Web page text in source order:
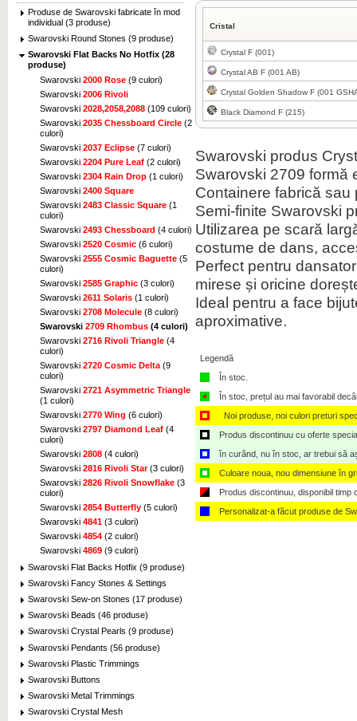
Produse de Swarovski fabricate în mod
individual (3 produse)
Swarovski Round Stones (9 produse)
Swarovski Flat Backs No Hotfix (28
produse)
Swarovski 2000 Rose (9 culori)
Swarovski 2006 Rivoli
Swarovski 2028,2058,2088 (109 culori)
Swarovski 2035 Chessboard Circle (2
culori)
Swarovski 2037 Eclipse (7 culori)
Swarovski 2204 Pure Leaf (2 culori)
Swarovski 2304 Rain Drop (1 culori)
Swarovski 2400 Square
Swarovski 2483 Classic Square (1
culori)
Swarovski 2493 Chessboard (4 culori)
Swarovski 2520 Cosmic (6 culori)
Swarovski 2555 Cosmic Baguette (5
culori)
Swarovski 2585 Graphic (3 culori)
Swarovski 2611 Solaris (1 culori)
Swarovski 2708 Molecule (8 culori)
Swarovski 2709 Rhombus (4 culori)
Swarovski 2716 Rivoli Triangle (4
culori)
Swarovski 2720 Cosmic Delta (9
culori)
Swarovski 2721 Asymmetric Triangle
(1 culori)
Swarovski 2770 Wing (6 culori)
Swarovski 2797 Diamond Leaf (4
culori)
Swarovski 2808 (4 culori)
Swarovski 2816 Rivoli Star(3 culori)
Swarovski 2826 Rivoli Snowflake (3
culori)
Swarovski 2854 Butterfly (5 culori)
Swarovski 4841 (3 culori)
Swarovski 4854 (2 culori)
Swarovski 4869 (9 culori)
Swarovski Flat Backs Hotfix (9 produse)
Swarovski Fancy Stones & Settings
Swarovski Sew-on Stones (17 produse)
Swarovski Beads (46 produse)
Swarovski Crystal Pearls (9 produse)
Swarovski Pendants (56 produse)
Swarovski Plastic Trimmings
Swarovski Buttons
Swarovski Metal Trimmings
Swarovski Crystal Mesh
Cristal
Crystal F (001)
Crystal AB F (001 AB)
Crystal Golden Shadow F (001
Black Diamond F (215)
Swarovski produs
Swarovski 2709 formă
Containere fabrică sau
Semi-finite Swarovski
Utilizarea pe scară
costume de dans,
Perfect pentru
mirese și oricine
Ideal pentru a face
aproximative.
Legendă
În stoc.
În stoc, prețul au mai favorabil
Noi produse, noi culori preturi
Produs discontinuu cu oferte
în curând, nu în stoc, ar trebui să
Culoare noua, nou dimensiune în
Produs discontinuu, disponibil timp
Personalizat-a făcut produse de